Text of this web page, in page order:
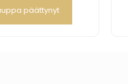
päättynyt